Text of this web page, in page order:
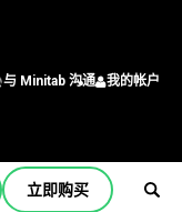
与 Minitab 沟通 我的帐户
立即购买